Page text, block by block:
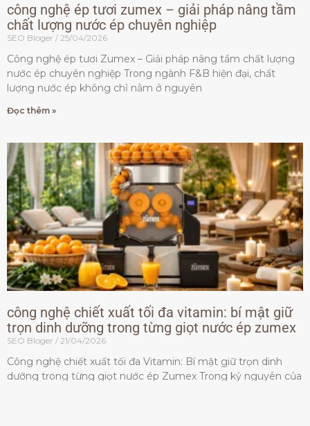
công nghệ ép tươi zumex – giải pháp nâng tầm
chất lượng nước ép chuyên nghiệp
SEO Bloger 25/04/2026
Công nghệ ép tươi Zumex – Giải pháp nâng tầm chất lượng
nước ép chuyên nghiệp Trong ngành F&B hiện đại, chất
lượng nước ép không chỉ nằm ở nguyên
Đọc thêm »
công nghệ chiết xuất tối đa vitamin: bí mật giữ
trọn dinh dưỡng trong từng giọt nước ép zumex
SEO Bloger 21/04/2026
Công nghệ chiết xuất tối đa Vitamin: Bí mật giữ trọn dinh
dưỡng trong từng giọt nước ép Zumex Trong kỷ nguyên của